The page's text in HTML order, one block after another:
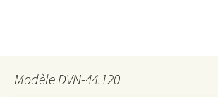
Modèle DVN-44.120